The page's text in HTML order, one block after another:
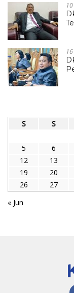
S
S
5
6
12
13
19
20
26
27
« Jun